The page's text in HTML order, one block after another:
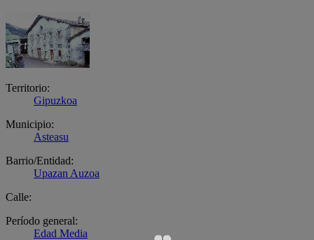
Territorio:
Gipuzkoa
Municipio:
Asteasu
Barrio/Entidad:
Upazan Auzoa
Calle:
Período general:
Edad Media